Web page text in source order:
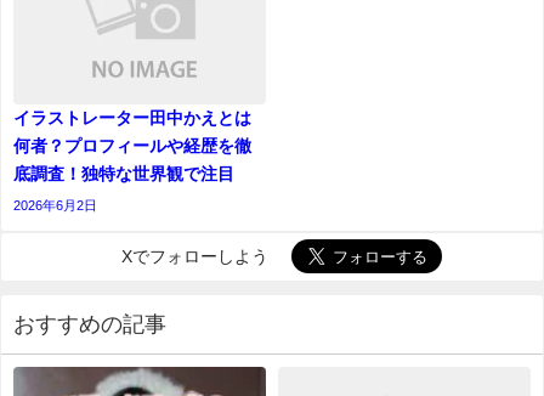
イラストレーター田中かえとは
何者？プロフィールや経歴を徹
底調査！独特な世界観で注目
2026年6月2日
Xでフォローしよう
おすすめの記事